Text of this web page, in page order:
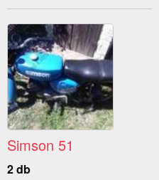
Simson 51
2 db